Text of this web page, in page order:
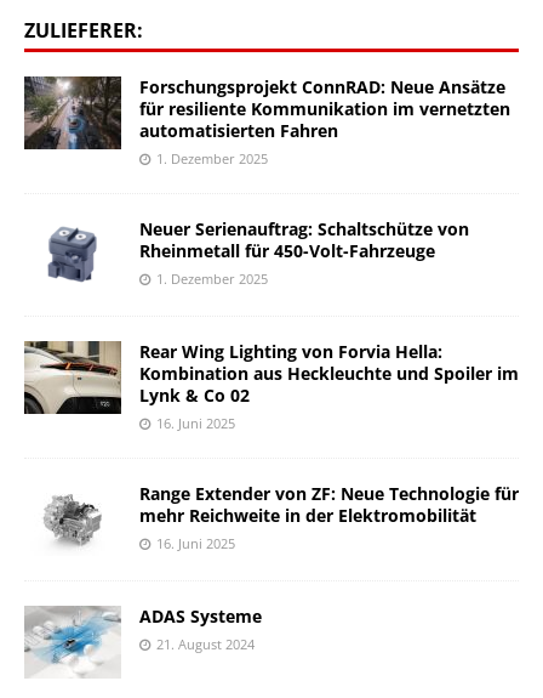
ZULIEFERER:
Forschungsprojekt ConnRAD: Neue Ansätze
für resiliente Kommunikation im vernetzten
automatisierten Fahren
1. Dezember 2025
Neuer Serienauftrag: Schaltschütze von
Rheinmetall für 450-Volt-Fahrzeuge
1. Dezember 2025
Rear Wing Lighting von Forvia Hella:
Kombination aus Heckleuchte und Spoiler im
Lynk & Co 02
16. Juni 2025
Range Extender von ZF: Neue Technologie für
mehr Reichweite in der Elektromobilität
16. Juni 2025
ADAS Systeme
21. August 2024